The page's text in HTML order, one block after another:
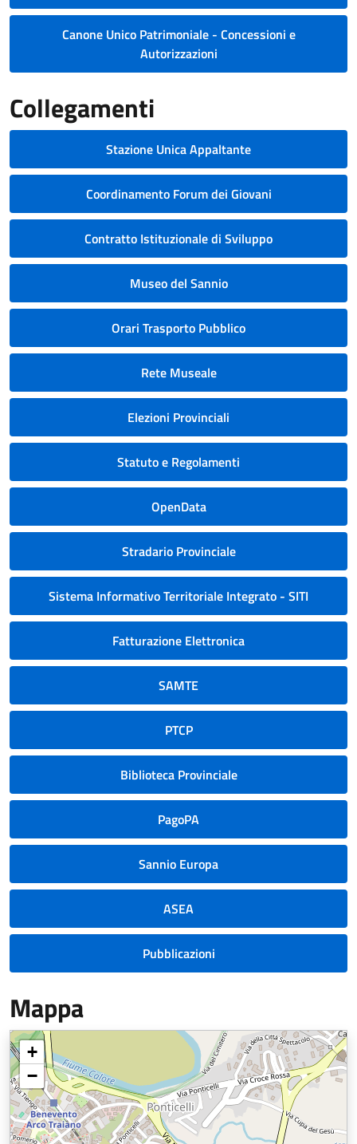
Canone Unico Patrimoniale - Concessioni e
Autorizzazioni
Collegamenti
Stazione Unica Appaltante
Coordinamento Forum dei Giovani
Contratto Istituzionale di Sviluppo
Museo del Sannio
Orari Trasporto Pubblico
Rete Museale
Elezioni Provinciali
Statuto e Regolamenti
OpenData
Stradario Provinciale
Sistema Informativo Territoriale Integrato - SITI
Fatturazione Elettronica
SAMTE
PTCP
Biblioteca Provinciale
PagoPA
Sannio Europa
ASEA
Pubblicazioni
Mappa
+
−